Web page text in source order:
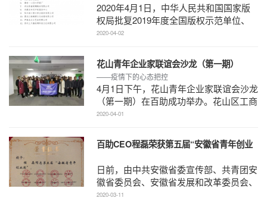
2020年4月1日，中华人民共和国国家版
权局批复2019年度全国版权示范单位、
2019年度全国版权示范单位（软件正版
2020-04-02
花山青年企业家联谊会沙龙（第一期）
——疫情下的心态把控
4月1日下午，花山青年企业家联谊会沙龙
（第一期）在百助成功举办。花山区工商
联主席李芳，花山区团区委书记薛洁，马
2020-04-01
百助CEO程磊荣获第五届“安徽省青年创业
日前，由中共安徽省委宣传部、共青团安
徽省委员会、安徽省发展和改革委员会、
安徽省教育厅、安徽省科学技术厅、安徽
2020-03-11